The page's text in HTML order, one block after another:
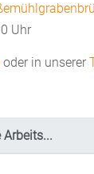
Uhr
oder in unserer